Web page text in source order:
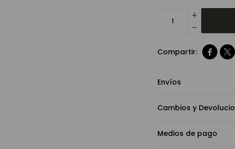
add
remove
 
Envíos
Cambios y
Medios de pago